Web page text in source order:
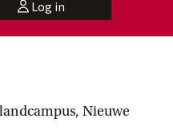
userLog in
Nieuwe